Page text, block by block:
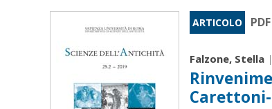
ARTICOLO
Falzone, Stella |